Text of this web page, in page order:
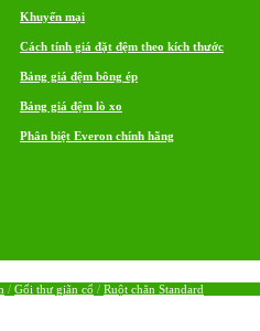
Khuyến mại
Cách tính giá đặt đệm theo kích thước
Bảng giá đệm bông ép
Bảng giá đệm lò xo
Phân biệt Everon chính hãng
/ Gối thư giãn cổ / Ruột chăn Standard